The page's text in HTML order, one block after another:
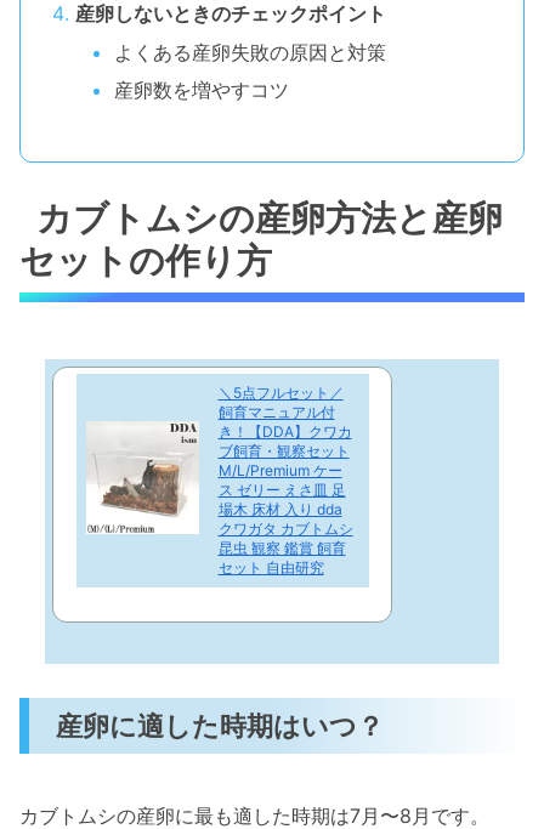
産卵しないときのチェックポイント
よくある産卵失敗の原因と対策
産卵数を増やすコツ
カブトムシの産卵方法と産卵
セットの作り方
＼5点フルセット／
飼育マニュアル付
き！【DDA】クワカ
ブ飼育・観察セット
M/L/Premium ケー
ス ゼリー えさ皿 足
場木 床材 入り dda
クワガタ カブトムシ
昆虫 観察 鑑賞 飼育
セット 自由研究
産卵に適した時期はいつ？
カブトムシの産卵に最も適した時期は7月〜8月です。